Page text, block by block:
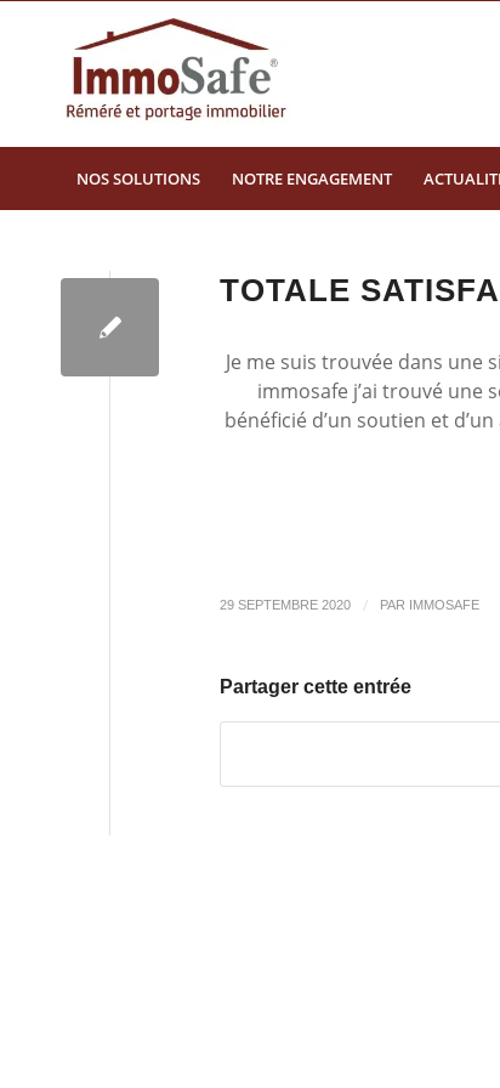
NOS SOLUTIONS NOTRE ENGAGEMENT
TOTALE
Je me suis trouvée dans une
immosafe j’ai trouvé une
bénéficié d’un soutien et
29 SEPTEMBRE 2020 / PAR IMMOSAFE
Partager cette entrée